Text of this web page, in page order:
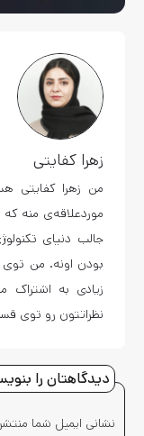
زهرا کفایتی
من زهرا کفایتی
موردعلاقه‌ی منه
جالب دنیای
بودن اونه. من توی
زیادی به
نظراتتون رو توی
دیدگاهتان را
نشانی ایمیل شما